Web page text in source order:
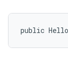
public